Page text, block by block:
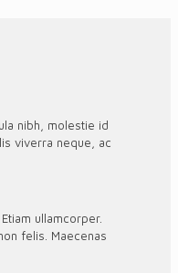
nibh, molestie id
viverra neque, ac
ullamcorper.
felis. Maecenas